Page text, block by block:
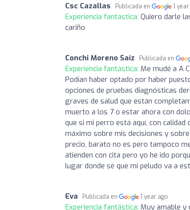
Csc Cazallas Publicada en 1
Experiencia fantástica: Quiero darle
cariño
Conchi Moreno Saiz Publicada en
Experiencia fantástica: Me mudé a A
Podían haber optado por haber
opciones de pruebas diagnósticas
graves de salud que están
muerto a los 7 o estar ahora con
que si mi perro está aquí, con
máximo sobre mis decisiones y
precio, barato no es pero tampoco
atienden con cita pero yo he ido
lugar donde sé que mi peludo va a
Eva Publicada en 1 year ago
Experiencia fantástica: Muy amable y